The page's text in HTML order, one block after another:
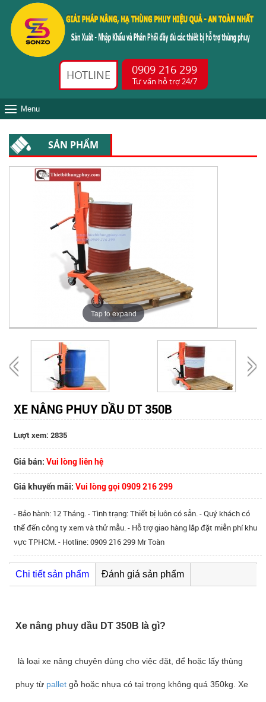
HOTLINE 0909 216 299
Tư vấn hỗ trợ 24/7
Menu
SẢN PHẨM
Tap to expand
XE NÂNG PHUY DẦU DT 350B
Lượt xem: 2835
Giá bán:Vui lòng liên hệ
Giá khuyến mãi:Vui lòng gọi 0909 216 299
- Bảo hành: 12 Tháng. - Tình trạng: Thiết bị luôn có sẵn. - Quý khách có
thể đến công ty xem và thử mẫu. - Hỗ trợ giao hàng lắp đặt miễn phí khu
vực TPHCM. - Hotline: 0909 216 299 Mr Toàn
Chi tiết sản phẩm Đánh giá sản phẩm
Xe nâng phuy dầu DT 350B là gì?
là loại xe nâng chuyên dùng cho việc đặt, để hoặc lấy thùng
phuy từ pallet gỗ hoặc nhựa có tại trọng không quá 350kg. Xe